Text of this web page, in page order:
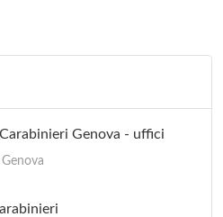
Genova - uffici